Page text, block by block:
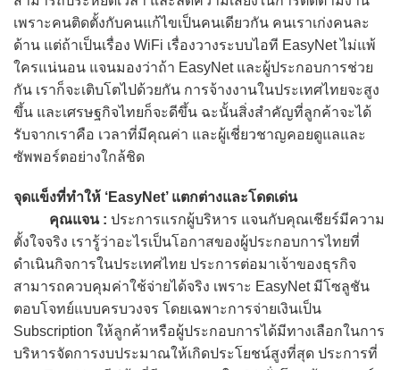
เพราะคนติดตั้งกับคนแก้ไขเป็นคนเดียวกัน คนเราเก่งคนละ
ด้าน แต่ถ้าเป็นเรื่อง WiFi เรื่องวางระบบไอที EasyNet ไม่แพ้
ใครแน่นอน แจนมองว่าถ้า EasyNet และผู้ประกอบการช่วย
กัน เราก็จะเติบโตไปด้วยกัน การจ้างงานในประเทศไทยจะสูง
ขึ้น และเศรษฐกิจไทยก็จะดีขึ้น ฉะนั้นสิ่งสำคัญที่ลูกค้าจะได้
รับจากเราคือ เวลาที่มีคุณค่า และผู้เชี่ยวชาญคอยดูแลและ
ซัพพอร์ตอย่างใกล้ชิด
จุดแข็งที่ทำให้ ‘EasyNet’ แตกต่างและโดดเด่น
คุณแจน : ประการแรกผู้บริหาร แจนกับคุณเชียร์มีความ
ตั้งใจจริง เรารู้ว่าอะไรเป็นโอกาสของผู้ประกอบการไทยที่
ดำเนินกิจการในประเทศไทย ประการต่อมาเจ้าของธุรกิจ
สามารถควบคุมค่าใช้จ่ายได้จริง เพราะ EasyNet มีโซลูชัน
ตอบโจทย์แบบครบวงจร โดยเฉพาะการจ่ายเงินเป็น
Subscription ให้ลูกค้าหรือผู้ประกอบการได้มีทางเลือกในการ
บริหารจัดการงบประมาณให้เกิดประโยชน์สูงที่สุด ประการที่